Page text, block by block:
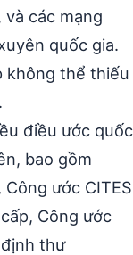
các mạng
quốc gia.
không thể thiếu
điều ước quốc
bao gồm
ước CITES
Công ước
thư